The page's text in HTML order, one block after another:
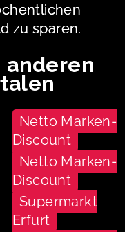
zu sparen.
anderen
Netto Marken-
Discount
Netto Marken-
Discount
Supermarkt
Erfurt